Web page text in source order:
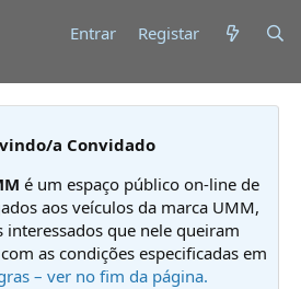
Entrar Registar
a Convidado
é um espaço público on-line de
aos veículos da marca UMM,
interessados que nele queiram
as condições especificadas em
– ver no fim da página.